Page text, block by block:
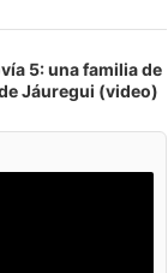
5: una familia de
Jáuregui (video)